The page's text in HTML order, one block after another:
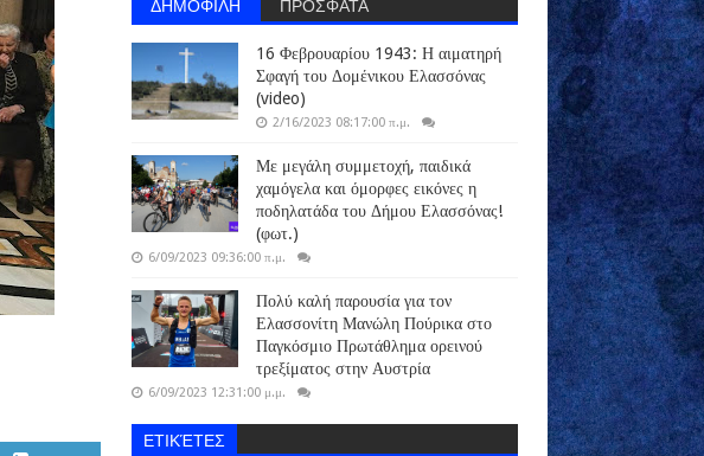
16 Φεβρουαρίου 1943: Η αιματηρή
Σφαγή του Δομένικου Ελασσόνας
(video)
2/16/2023 08:17:00 π.μ.
Με μεγάλη συμμετοχή, παιδικά
χαμόγελα και όμορφες εικόνες η
ποδηλατάδα του Δήμου Ελασσόνας!
(φωτ.)
6/09/2023 09:36:00 π.μ.
Πολύ καλή παρουσία για τον
Ελασσονίτη Μανώλη Πούρικα στο
Παγκόσμιο Πρωτάθλημα ορεινού
τρεξίματος στην Αυστρία
6/09/2023 12:31:00 μ.μ.
ΕΤΙΚΈΤΕΣ